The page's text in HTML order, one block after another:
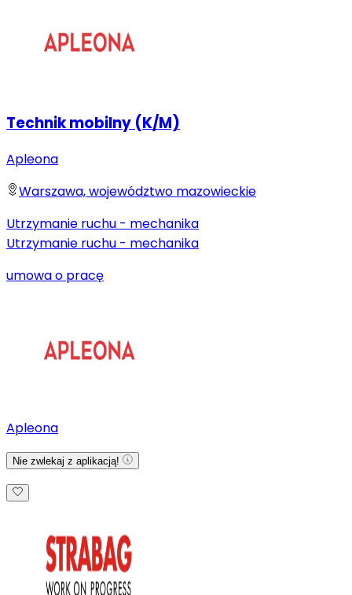
Technik mobilny (K/M)
Apleona
Warszawa, województwo mazowieckie
Utrzymanie ruchu - mechanika
Utrzymanie ruchu - mechanika
umowa o pracę
Apleona
Nie zwlekaj z aplikacją!